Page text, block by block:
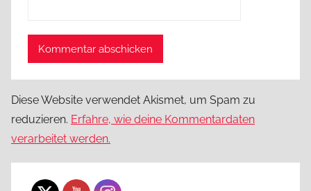
Diese Website verwendet Akismet, um Spam zu
reduzieren. Erfahre, wie deine Kommentardaten
verarbeitet werden.